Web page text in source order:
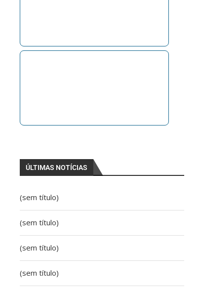
ÚLTIMAS NOTÍCIAS
(sem título)
(sem título)
(sem título)
(sem título)